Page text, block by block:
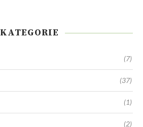
KATEGORIE
(7)
(37)
(1)
(2)